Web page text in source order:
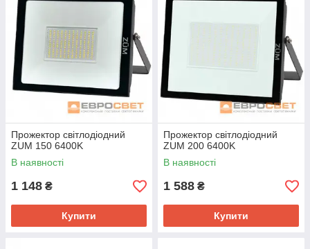
Прожектор світлодіодний
ZUM 150 6400K
В наявності
1 148 ₴
Купити
Прожектор світлодіодний
ZUM 200 6400K
В наявності
1 588 ₴
Купити